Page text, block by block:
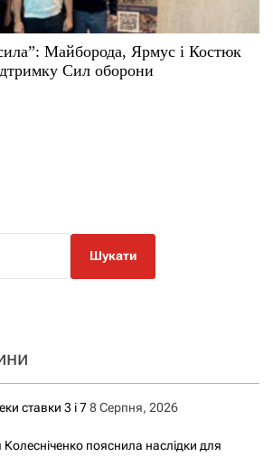
Майборода, Ярмус і Костюк
Сил оборони
ставки 3 і 78 Серпня, 2026
Колесніченко пояснила наслідки для